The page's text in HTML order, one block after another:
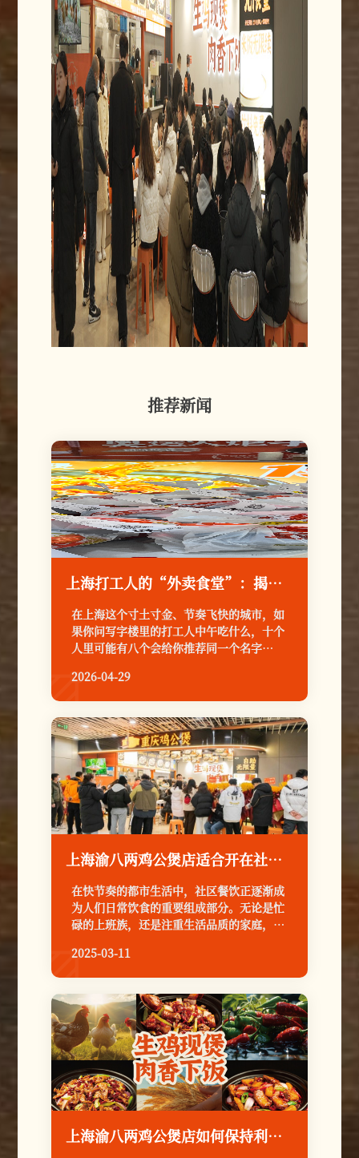
推荐新闻
上海打工人的“外卖食堂”：揭秘渝八两鸡公煲，为何天天爆单？
在上海这个寸土寸金、节奏飞快的城市，如
果你问写字楼里的打工人中午吃什么，十个
人里可能有八个会给你推荐同一个名字——
2026-04-29

上海渝八两鸡公煲店适合开在社区吗
在快节奏的都市生活中，社区餐饮正逐渐成
为人们日常饮食的重要组成部分。无论是忙
碌的上班族，还是注重生活品质的家庭，都
捷的餐厅。而渝八两鸡公煲，作为国内首家
快餐鸡公煲品牌，凭借其独特的经营模式和
优质的产品，正成为社区餐饮市场的热门选
择。那么，在上海这样的国际化大都市，渝
八两鸡公煲店适合开在社区吗？答案是肯定
的！
2025-03-11

上海渝八两鸡公煲店如何保持利润增长